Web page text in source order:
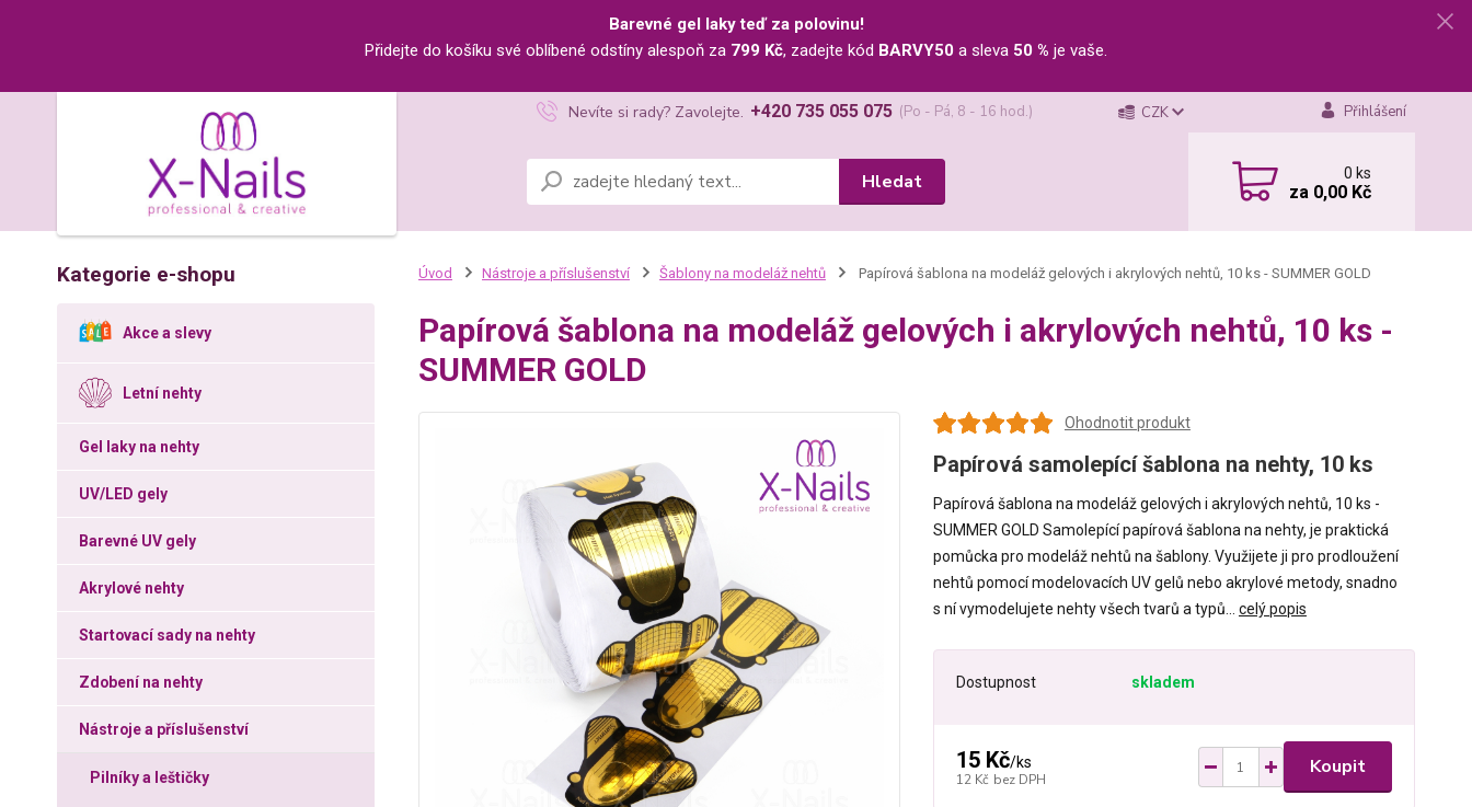
Barevné gel laky teď za polovinu!
Přidejte do košíku své oblíbené odstíny alespoň za 799 Kč, zadejte kód BARVY50 a sleva 50 % je vaše.
CZK Přihlášení
Hledat
Nevíte si rady? Zavolejte. +420 735 055 075 (Po - Pá, 8 - 16 hod.)
0ks
za 0,00 Kč
Kategorie e-shopu
Akce a slevy
Letní nehty
Gel laky na nehty
UV/LED gely
Barevné UV gely
Akrylové nehty
Startovací sady na nehty
Zdobení na nehty
Nástroje a příslušenství
Pilníky a leštičky
Úvod Nástroje a příslušenství Šablony na modeláž nehtů Papírová šablona na modeláž gelových i akrylových nehtů, 10 ks - SUMMER GOLD
Papírová šablona na modeláž gelových i akrylových nehtů, 10 ks -
SUMMER GOLD
Ohodnotit produkt
Papírová samolepící šablona na nehty, 10 ks
Papírová šablona na modeláž gelových i akrylových nehtů, 10 ks -
SUMMER GOLD Samolepící papírová šablona na nehty, je praktická
pomůcka pro modeláž nehtů na šablony. Využijete ji pro prodloužení
nehtů pomocí modelovacích UV gelů nebo akrylové metody, snadno
s ní vymodelujete nehty všech tvarů a typů... celý popis
Dostupnost skladem
15 Kč/ks
12 Kč bez DPH
Koupit